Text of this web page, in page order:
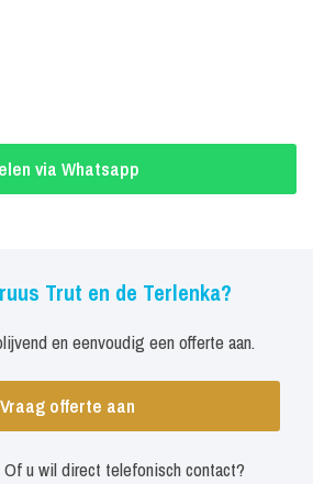
via Whatsapp
Trut en de Terlenka?
en eenvoudig een offerte aan.
Vraag offerte aan
u wil direct telefonisch contact?